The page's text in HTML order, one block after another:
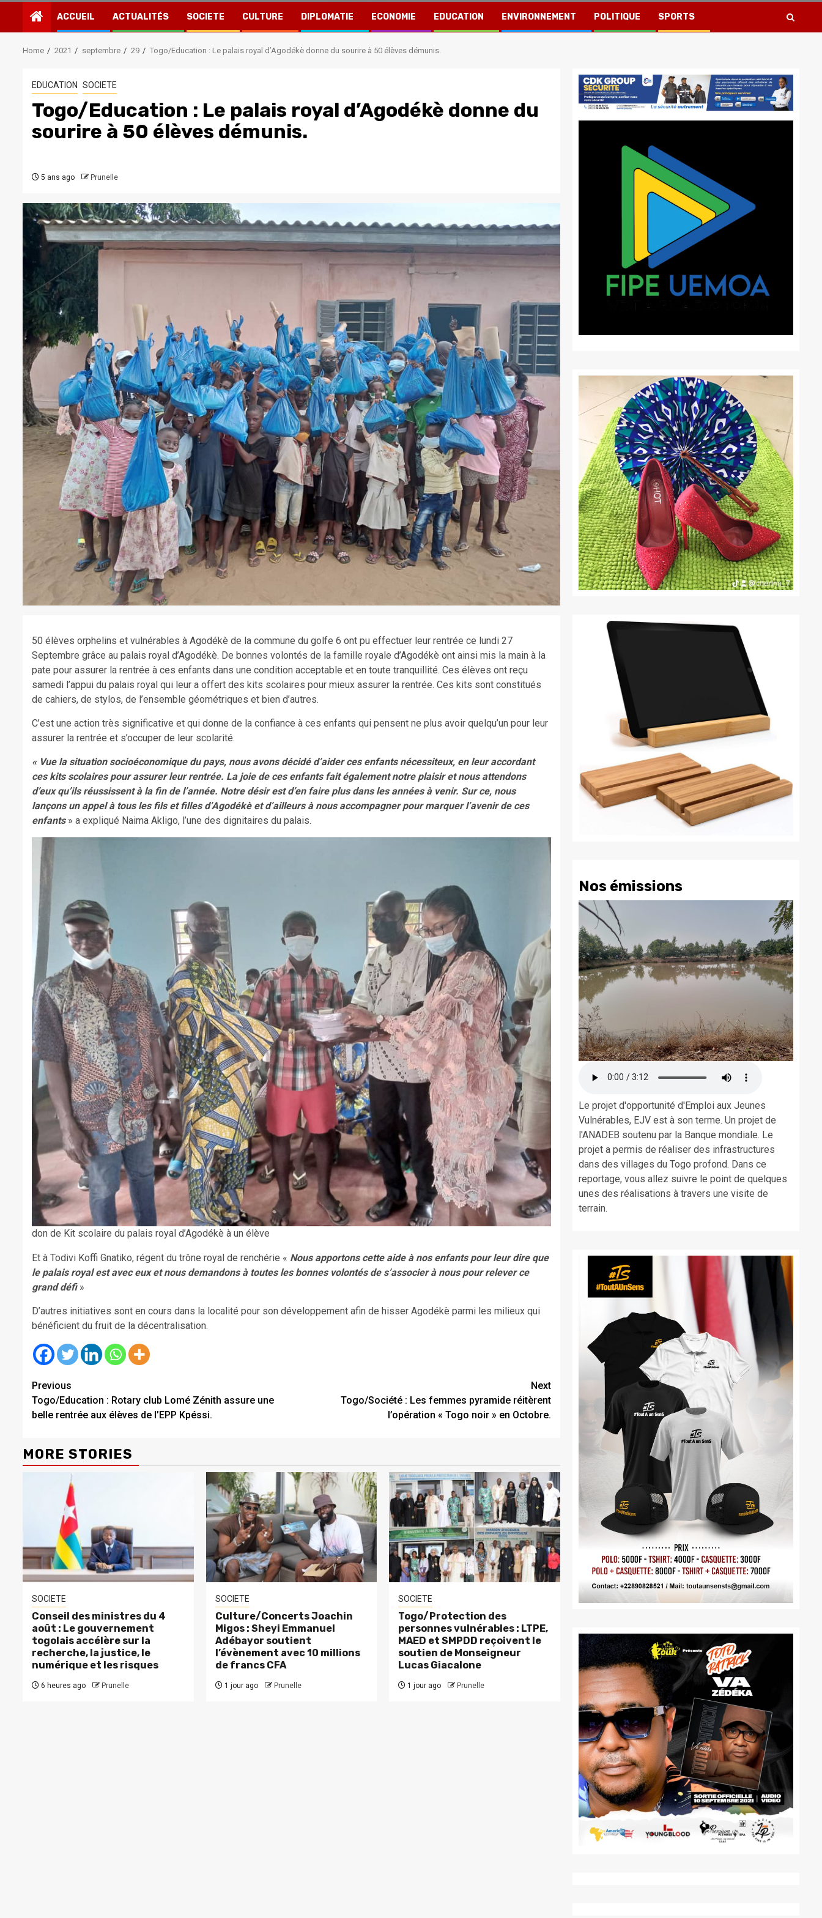
ACCUEIL ACTUALITÉS SOCIETE CULTURE DIPLOMATIE ECONOMIE EDUCATION ENVIRONNEMENT POLITIQUE SPORTS
Home 2021 septembre 29 Togo/Education : Le palais royal d’Agodékè donne du sourire à 50 élèves démunis.
EDUCATION SOCIETE
Togo/Education : Le palais royal d’Agodékè donne du
sourire à 50 élèves démunis.
5 ans ago Prunelle
50 élèves orphelins et vulnérables à Agodékè de la commune du golfe 6 ont pu effectuer leur rentrée ce lundi 27
Septembre grâce au palais royal d’Agodékè. De bonnes volontés de la famille royale d’Agodékè ont ainsi mis la main à la
pate pour assurer la rentrée à ces enfants dans une condition acceptable et en toute tranquillité. Ces élèves ont reçu
samedi l’appui du palais royal qui leur a offert des kits scolaires pour mieux assurer la rentrée. Ces kits sont constitués
de cahiers, de stylos, de l’ensemble géométriques et bien d’autres.
C’est une action très significative et qui donne de la confiance à ces enfants qui pensent ne plus avoir quelqu’un pour leur
assurer la rentrée et s’occuper de leur scolarité.
« Vue la situation socioéconomique du pays, nous avons décidé d’aider ces enfants nécessiteux, en leur accordant
ces kits scolaires pour assurer leur rentrée. La joie de ces enfants fait également notre plaisir et nous attendons
d’eux qu’ils réussissent à la fin de l’année. Notre désir est d’en faire plus dans les années à venir. Sur ce, nous
lançons un appel à tous les fils et filles d’Agodékè et d’ailleurs à nous accompagner pour marquer l’avenir de ces
enfants» a expliqué Naima Akligo, l’une des dignitaires du palais.
don de Kit scolaire du palais royal d’Agodékè à un élève
Et à Todivi Koffi Gnatiko, régent du trône royal de renchérie « Nous apportons cette aide à nos enfants pour leur dire que
le palais royal est avec eux et nous demandons à toutes les bonnes volontés de s’associer à nous pour relever ce
grand défi »
D’autres initiatives sont en cours dans la localité pour son développement afin de hisser Agodékè parmi les milieux qui
bénéficient du fruit de la décentralisation.
Continue
Reading
Previous
Togo/Education : Rotary club Lomé Zénith assure une
belle rentrée aux élèves de l’EPP Kpéssi.
Next
Togo/Société : Les femmes pyramide réitèrent
l’opération « Togo noir » en Octobre.
MORE STORIES
SOCIETE
Conseil des ministres du 4
août : Le gouvernement
togolais accélère sur la
recherche, la justice, le
numérique et les risques
6 heures ago Prunelle
SOCIETE
Culture/Concerts Joachin
Migos : Sheyi Emmanuel
Adébayor soutient
l’évènement avec 10 millions
de francs CFA
1 jour ago Prunelle
SOCIETE
Togo/Protection des
personnes vulnérables : LTPE,
MAED et SMPDD reçoivent le
soutien de Monseigneur
Lucas Giacalone
1 jour ago Prunelle
Nos émissions
Le projet d'opportunité d'Emploi aux Jeunes
Vulnérables, EJV est à son terme. Un projet de
l'ANADEB soutenu par la Banque mondiale. Le
projet a permis de réaliser des infrastructures
dans des villages du Togo profond. Dans ce
reportage, vous allez suivre le point de quelques
unes des réalisations à travers une visite de
terrain.